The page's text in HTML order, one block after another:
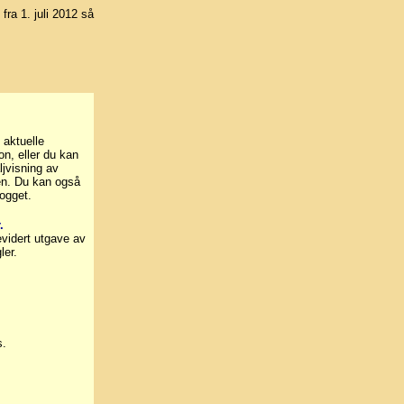
1. juli 2012 så
aktuelle
eller du kan
av
Du kan også
utgave av